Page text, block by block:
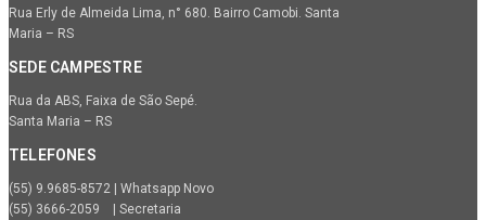
Rua Erly de Almeida Lima, n° 680. Bairro Camobi. Santa
Maria – RS
SEDE CAMPESTRE
Rua da ABS, Faixa de São Sepé.
Santa Maria – RS
TELEFONES
(55) 9.9685-8572 | Whatsapp Novo
(55) 3666-2059 | Secretaria